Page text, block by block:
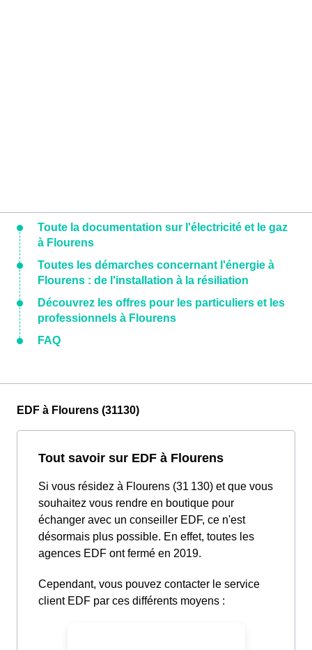
Toute la documentation sur l'électricité et le gaz
à Flourens
Toutes les démarches concernant l'énergie à
Flourens : de l'installation à la résiliation
Découvrez les offres pour les particuliers et les
professionnels à Flourens
FAQ
EDF à Flourens (31130)
Tout savoir sur EDF à Flourens
Si vous résidez à Flourens (31 130) et que vous
souhaitez vous rendre en boutique pour
échanger avec un conseiller EDF, ce n'est
désormais plus possible. En effet, toutes les
agences EDF ont fermé en 2019.
Cependant, vous pouvez contacter le service
client EDF par ces différents moyens :